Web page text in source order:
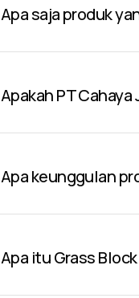
Apa saja produk
Apakah PT
Apa keunggulan
Apa itu Grass